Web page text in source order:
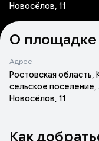
Новосёлов, 11
О площадке
Адрес
Ростовская область,
сельское поселение,
Новосёлов, 11
Как